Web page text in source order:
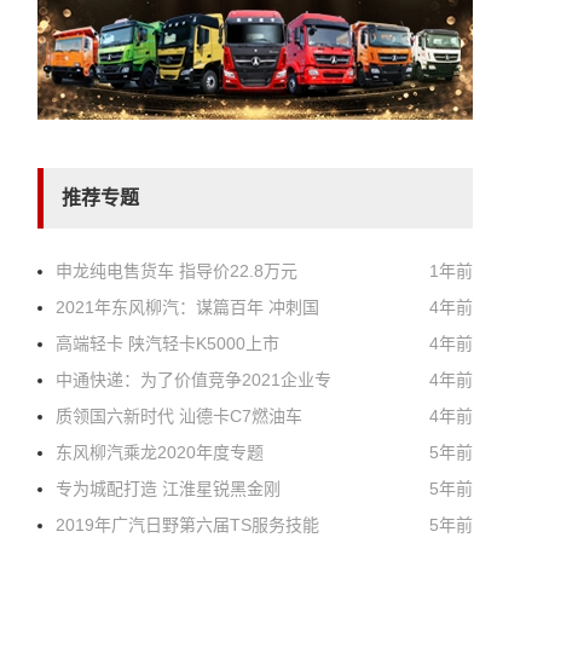
推荐专题
申龙纯电售货车 指导价22.8万元
1年前
2021年东风柳汽：谋篇百年 冲刺国
4年前
高端轻卡 陕汽轻卡K5000上市
4年前
中通快递：为了价值竞争2021企业专
4年前
质领国六新时代 汕德卡C7燃油车
4年前
东风柳汽乘龙2020年度专题
5年前
专为城配打造 江淮星锐黑金刚
5年前
2019年广汽日野第六届TS服务技能
5年前